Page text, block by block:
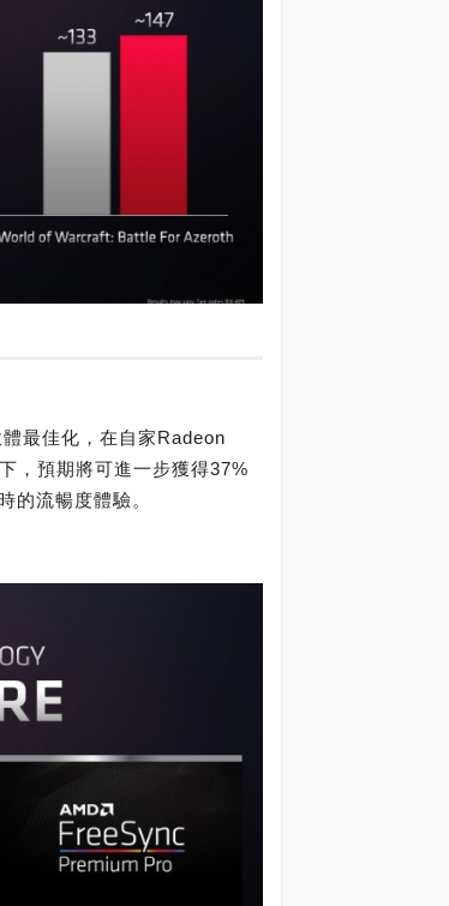
最佳化，在自家Radeon
，預期將可進一步獲得37%
的流暢度體驗。